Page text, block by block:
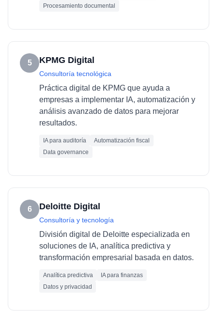
Procesamiento documental
5 KPMG Digital
Consultoría tecnológica
Práctica digital de KPMG que ayuda a
empresas a implementar IA, automatización y
análisis avanzado de datos para mejorar
resultados.
IA para auditoría
Automatización fiscal
Data governance
6 Deloitte Digital
Consultoría y tecnología
División digital de Deloitte especializada en
soluciones de IA, analítica predictiva y
transformación empresarial basada en datos.
Analítica predictiva
IA para finanzas
Datos y privacidad